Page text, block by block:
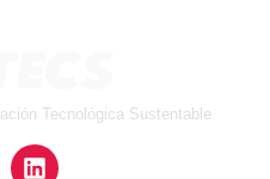
Tecnológica Sustentable